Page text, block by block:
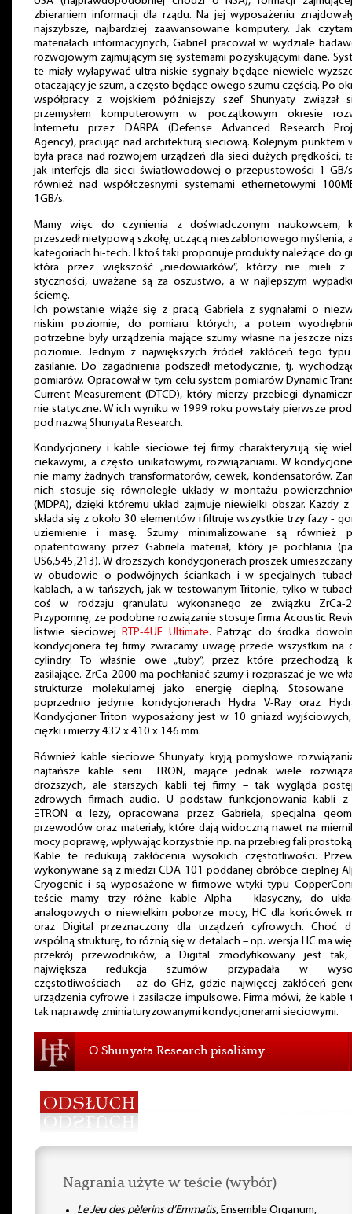
zbieraniem informacji dla rządu. Na jej wyposażeniu
najszybsze, najbardziej zaawansowane komputery. Jak
materiałach informacyjnych, Gabriel pracował w wydziale
rozwojowym zajmującym się systemami pozyskującymi dane.
te miały wyłapywać ultra-niskie sygnały będące niewiele
otaczający je szum, a często będące owego szumu częścią. Po
współpracy z wojskiem późniejszy szef Shunyaty związał
przemysłem komputerowym w początkowym okresie
Internetu przez DARPA (Defense Advanced Research
Agency), pracując nad architekturą sieciową. Kolejnym punktem
była praca nad rozwojem urządzeń dla sieci dużych prędkości,
jak interfejs dla sieci światłowodowej o przepustowości 1 GB/
również nad współczesnymi systemami ethernetowymi
1GB/s.
Mamy więc do czynienia z doświadczonym naukowcem,
przeszedł nietypową szkołę, uczącą nieszablonowego myślenia,
kategoriach hi-tech. I ktoś taki proponuje produkty należące do
która przez większość „niedowiarków”, którzy nie mieli z
styczności, uważane są za oszustwo, a w najlepszym
ściemę.
Ich powstanie wiąże się z pracą Gabriela z sygnałami o
niskim poziomie, do pomiaru których, a potem
potrzebne były urządzenia mające szumy własne na jeszcze
poziomie. Jednym z największych źródeł zakłóceń tego
zasilanie. Do zagadnienia podszedł metodycznie, tj.
pomiarów. Opracował w tym celu system pomiarów Dynamic
Current Measurement (DTCD), który mierzy przebiegi
nie statyczne. W ich wyniku w 1999 roku powstały pierwsze
pod nazwą Shunyata Research.
Kondycjonery i kable sieciowe tej firmy charakteryzują się
ciekawymi, a często unikatowymi, rozwiązaniami. W
nie mamy żadnych transformatorów, cewek, kondensatorów.
nich stosuje się równoległe układy w montażu
(MDPA), dzięki któremu układ zajmuje niewielki obszar. Każdy
składa się z około 30 elementów i filtruje wszystkie trzy fazy -
uziemienie i masę. Szumy minimalizowane są również
opatentowany przez Gabriela materiał, który je pochłania
US6,545,213). W droższych kondycjonerach proszek
w obudowie o podwójnych ściankach i w specjalnych
kablach, a w tańszych, jak w testowanym Tritonie, tylko w
coś w rodzaju granulatu wykonanego ze związku ZrCa-
Przypomnę, że podobne rozwiązanie stosuje firma Acoustic
listwie sieciowejRTP-4UE Ultimate. Patrząc do środka
kondycjonera tej firmy zwracamy uwagę przede wszystkim na
cylindry. To właśnie owe „tuby”, przez które przechodzą
zasilające. ZrCa-2000 ma pochłaniać szumy i rozpraszać je we
strukturze molekularnej jako energię cieplną. Stosowane
poprzednio jedynie kondycjonerach Hydra V-Ray oraz
Kondycjoner Triton wyposażony jest w 10 gniazd
ciężki i mierzy 432 x 410 x 146 mm.
Również kable sieciowe Shunyaty kryją pomysłowe
najtańsze kable serii ΞTRON, mające jednak wiele
droższych, ale starszych kabli tej firmy – tak wygląda
zdrowych firmach audio. U podstaw funkcjonowania kabli z
ΞTRON α leży, opracowana przez Gabriela, specjalna
przewodów oraz materiały, które dają widoczną nawet na
mocy poprawę, wpływając korzystnie np. na przebieg fali
Kable te redukują zakłócenia wysokich częstotliwości.
wykonywane są z miedzi CDA 101 poddanej obróbce cieplnej
Cryogenic i są wyposażone w firmowe wtyki typu
teście mamy trzy różne kable Alpha – klasyczny, do
analogowych o niewielkim poborze mocy, HC dla końcówek
oraz Digital przeznaczony dla urządzeń cyfrowych. Choć
wspólną strukturę, to różnią się w detalach – np. wersja HC ma
przekrój przewodników, a Digital zmodyfikowany jest tak,
największa redukcja szumów przypadała w
częstotliwościach – aż do GHz, gdzie najwięcej zakłóceń
urządzenia cyfrowe i zasilacze impulsowe. Firma mówi, że kable
tak naprawdę zminiaturyzowanymi kondycjonerami sieciowymi.
O Shunyata Research pisaliśmy
Nagrania użyte w teście (wybór)
Le Jeu des pèlerins d’Emmaüs, Ensemble Organum,